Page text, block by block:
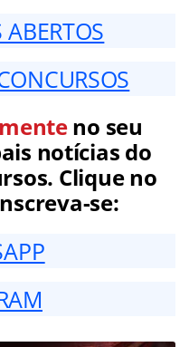
no seu
notícias do
Clique no
se: